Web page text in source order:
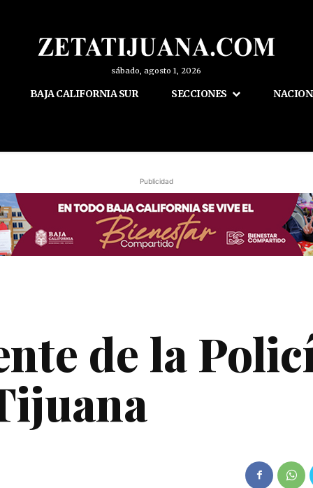
sábado, agosto 1, 2026
BAJA CALIFORNIA SUR SECCIONES
Publicidad
de la